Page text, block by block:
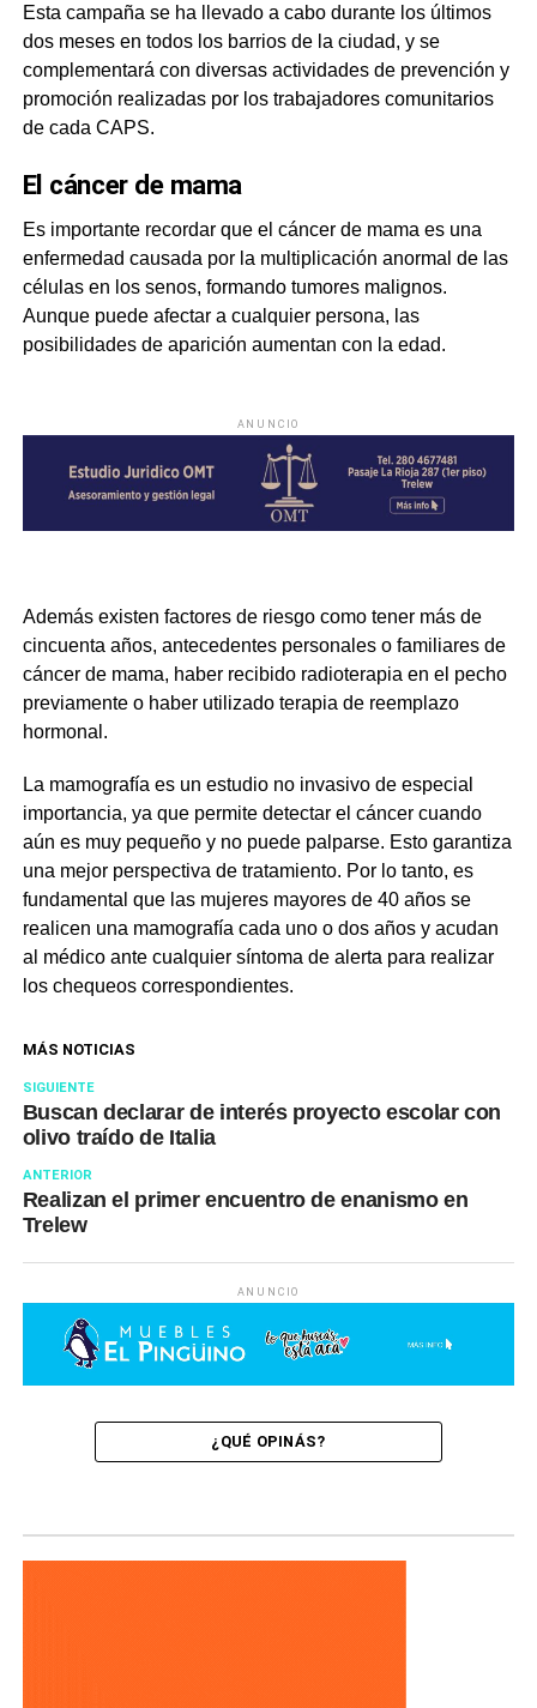
Esta campaña se ha llevado a cabo durante los últimos
dos meses en todos los barrios de la ciudad, y se
complementará con diversas actividades de prevención y
promoción realizadas por los trabajadores comunitarios
de cada CAPS.
El cáncer de mama
Es importante recordar que el cáncer de mama es una
enfermedad causada por la multiplicación anormal de las
células en los senos, formando tumores malignos.
Aunque puede afectar a cualquier persona, las
posibilidades de aparición aumentan con la edad.
ANUNCIO
Además existen factores de riesgo como tener más de
cincuenta años, antecedentes personales o familiares de
cáncer de mama, haber recibido radioterapia en el pecho
previamente o haber utilizado terapia de reemplazo
hormonal.
La mamografía es un estudio no invasivo de especial
importancia, ya que permite detectar el cáncer cuando
aún es muy pequeño y no puede palparse. Esto garantiza
una mejor perspectiva de tratamiento. Por lo tanto, es
fundamental que las mujeres mayores de 40 años se
realicen una mamografía cada uno o dos años y acudan
al médico ante cualquier síntoma de alerta para realizar
los chequeos correspondientes.
MÁS NOTICIAS
SIGUIENTE
Buscan declarar de interés proyecto escolar con
olivo traído de Italia
ANTERIOR
Realizan el primer encuentro de enanismo en
Trelew
ANUNCIO
¿QUÉ OPINÁS?